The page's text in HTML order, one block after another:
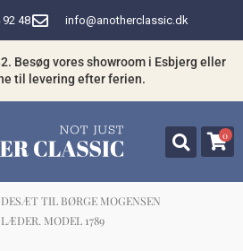
92 48 info@anotherclassic.dk
Besøg vores showroom i Esbjerg eller
til levering efter ferien.
0
TIL BØRGE MOGENSEN
MODEL 1789